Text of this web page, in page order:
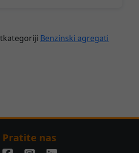
Benzinski agregati
Pratite nas